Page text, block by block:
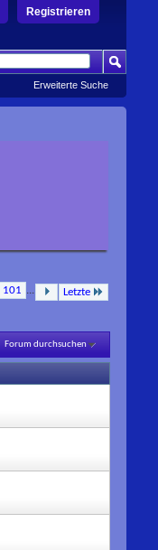
Registrieren
Erweiterte Suche
101 ... Letzte
Forum durchsuchen